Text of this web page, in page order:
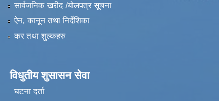
सार्वजनिक खरीद /बोलपत्र सूचना
ऐन, कानून तथा निर्देशिका
कर तथा शुल्कहरु
विधुतीय शुसासन सेवा
घटना दर्ता